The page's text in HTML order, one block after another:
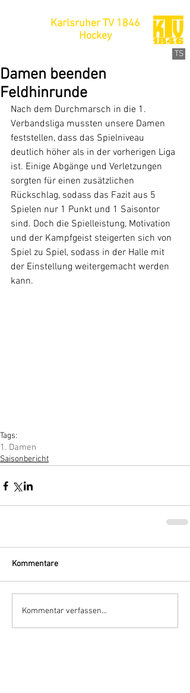
Karlsruher TV 1846
Hockey
TS
Damen beenden
Feldhinrunde
Nach dem Durchmarsch in die 1.
Verbandsliga mussten unsere Damen
feststellen, dass das Spielniveau
deutlich höher als in der vorherigen Liga
ist. Einige Abgänge und Verletzungen
sorgten für einen zusätzlichen
Rückschlag, sodass das Fazit aus 5
Spielen nur 1 Punkt und 1 Saisontor
sind. Doch die Spielleistung, Motivation
und der Kampfgeist steigerten sich von
Spiel zu Spiel, sodass in der Halle mit
der Einstellung weitergemacht werden
kann.
Tags:
1. Damen
Saisonbericht
Kommentare
Kommentar verfassen...